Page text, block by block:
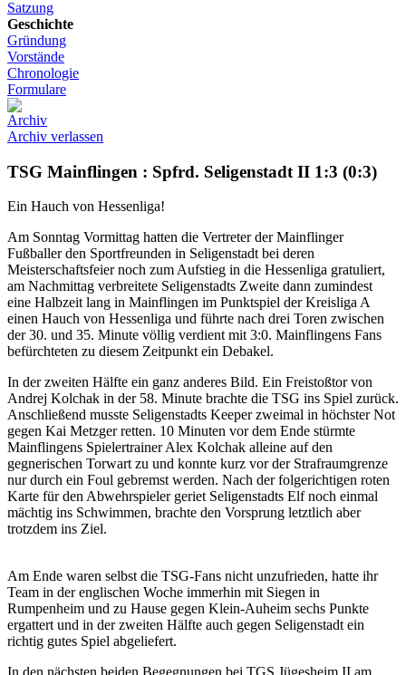
Satzung
Geschichte
Gründung
Vorstände
Chronologie
Formulare
Archiv
Archiv verlassen
TSG Mainflingen : Spfrd. Seligenstadt II 1:3 (0:3)
Ein Hauch von Hessenliga!
Am Sonntag Vormittag hatten die Vertreter der Mainflinger
Fußballer den Sportfreunden in Seligenstadt bei deren
Meisterschaftsfeier noch zum Aufstieg in die Hessenliga gratuliert,
am Nachmittag verbreitete Seligenstadts Zweite dann zumindest
eine Halbzeit lang in Mainflingen im Punktspiel der Kreisliga A
einen Hauch von Hessenliga und führte nach drei Toren zwischen
der 30. und 35. Minute völlig verdient mit 3:0. Mainflingens Fans
befürchteten zu diesem Zeitpunkt ein Debakel.
In der zweiten Hälfte ein ganz anderes Bild. Ein Freistoßtor von
Andrej Kolchak in der 58. Minute brachte die TSG ins Spiel zurück.
Anschließend musste Seligenstadts Keeper zweimal in höchster Not
gegen Kai Metzger retten. 10 Minuten vor dem Ende stürmte
Mainflingens Spielertrainer Alex Kolchak alleine auf den
gegnerischen Torwart zu und konnte kurz vor der Strafraumgrenze
nur durch ein Foul gebremst werden. Nach der folgerichtigen roten
Karte für den Abwehrspieler geriet Seligenstadts Elf noch einmal
mächtig ins Schwimmen, brachte den Vorsprung letztlich aber
trotzdem ins Ziel.
Am Ende waren selbst die TSG-Fans nicht unzufrieden, hatte ihr
Team in der englischen Woche immerhin mit Siegen in
Rumpenheim und zu Hause gegen Klein-Auheim sechs Punkte
ergattert und in der zweiten Hälfte auch gegen Seligenstadt ein
richtig gutes Spiel abgeliefert.